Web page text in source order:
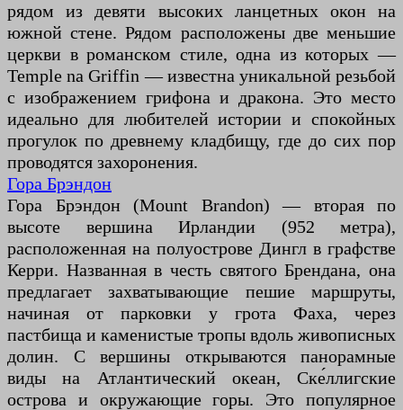
рядом из девяти высоких ланцетных окон на
южной стене. Рядом расположены две меньшие
церкви в романском стиле, одна из которых —
Temple na Griffin — известна уникальной резьбой
с изображением грифона и дракона. Это место
идеально для любителей истории и спокойных
прогулок по древнему кладбищу, где до сих пор
проводятся захоронения.
Гора Брэндон
Гора Брэндон (Mount Brandon) — вторая по
высоте вершина Ирландии (952 метра),
расположенная на полуострове Дингл в графстве
Керри. Названная в честь святого Брендана, она
предлагает захватывающие пешие маршруты,
начиная от парковки у грота Фаха, через
пастбища и каменистые тропы вдоль живописных
долин. С вершины открываются панорамные
виды на Атлантический океан, Ске́ллигские
острова и окружающие горы. Это популярное